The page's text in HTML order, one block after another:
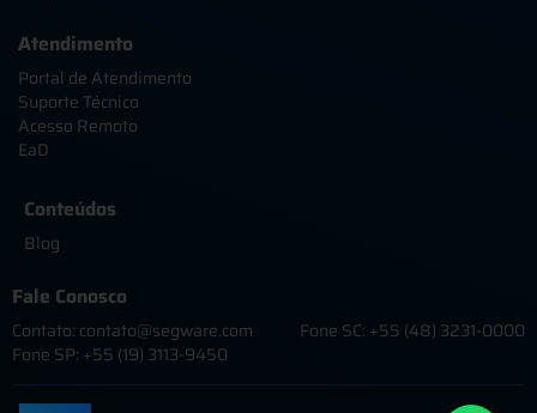
Atendimento
Portal de Atendimento
Suporte Técnico
Acesso Remoto
EaD
Conteúdos
Blog
Fale Conosco
Contato: contato@segware.com
Fone SC: +55 (48) 3231-0000
Fone SP: +55 (19) 3113-9450